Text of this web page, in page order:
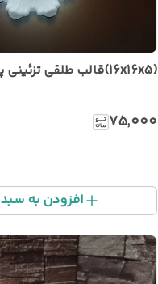
(16x16x5)قالب طلقی تزئینی پایه
۷۵٬۰۰۰
افزودن به سبد